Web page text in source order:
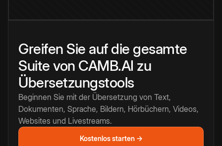
Greifen Sie auf die gesamte
Suite von CAMB.AI zu
Übersetzungstools
Beginnen Sie mit der Übersetzung von Text,
Dokumenten, Sprache, Bildern, Hörbüchern, Videos,
Websites und Livestreams.
Kostenlos starten →